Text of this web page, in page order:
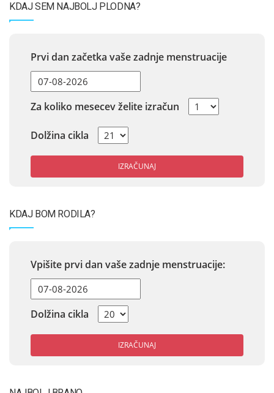
KDAJ SEM NAJBOLJ PLODNA?
Prvi dan začetka vaše zadnje menstruacije
Za koliko mesecev želite izračun
Dolžina cikla
IZRAČUNAJ
KDAJ BOM RODILA?
Vpišite prvi dan vaše zadnje menstruacije:
Dolžina cikla
IZRAČUNAJ